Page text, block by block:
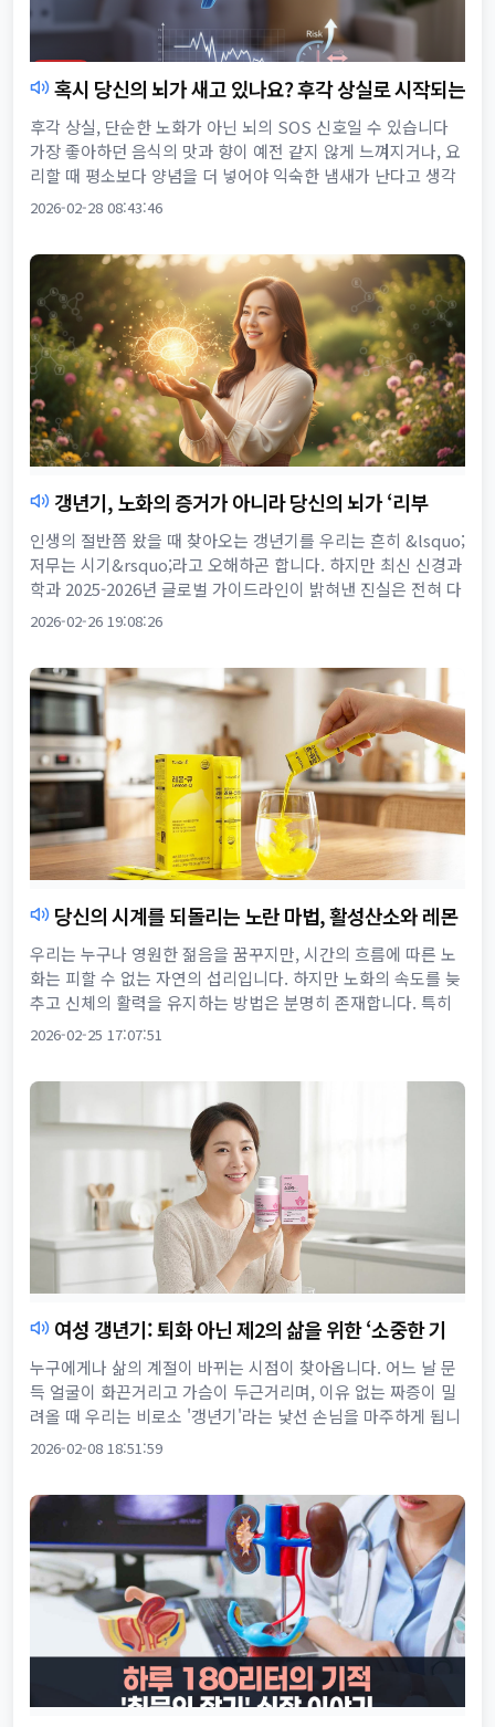
혹시 당신의 뇌가 새고 있나요? 후각 상실로 시작되는
보이지 않는 위험
후각 상실, 단순한 노화가 아닌 뇌의 SOS 신호일 수 있습니다
가장 좋아하던 음식의 맛과 향이 예전 같지 않게 느껴지거나, 요
리할 때 평소보다 양념을 더 넣어야 익숙한 냄새가 난다고 생각
하신 적이 있으신지요? 우리는 흔히 이러한 변화를 자연스러운
2026-02-28 08:43:46
갱년기, 노화의 증거가 아니라 당신의 뇌가 ‘리부
팅’되는 골든타임입니다
인생의 절반쯤 왔을 때 찾아오는 갱년기를 우리는 흔히 &lsquo;
저무는 시기&rsquo;라고 오해하곤 합니다. 하지만 최신 신경과
학과 2025-2026년 글로벌 가이드라인이 밝혀낸 진실은 전혀 다
릅니다. 갱년기는 단순한 생식 기능의 종료가 아니라, ...
2026-02-26 19:08:26
당신의 시계를 되돌리는 노란 마법, 활성산소와 레몬
의 항노화 사이언스
우리는 누구나 영원한 젊음을 꿈꾸지만, 시간의 흐름에 따른 노
화는 피할 수 없는 자연의 섭리입니다. 하지만 노화의 속도를 늦
추고 신체의 활력을 유지하는 방법은 분명히 존재합니다. 특히
우리 몸을 안팎으로 병들게 하는 '활성산소'의 실체를 이해한다
2026-02-25 17:07:51
여성 갱년기: 퇴화 아닌 제2의 삶을 위한 ‘소중한 기
록’
누구에게나 삶의 계절이 바뀌는 시점이 찾아옵니다. 어느 날 문
득 얼굴이 화끈거리고 가슴이 두근거리며, 이유 없는 짜증이 밀
려올 때 우리는 비로소 '갱년기'라는 낯선 손님을 마주하게 됩니
다. 하지만 이 시기는 단순히 젊음이 저물어가는 퇴화의 과정이
2026-02-08 18:51:59